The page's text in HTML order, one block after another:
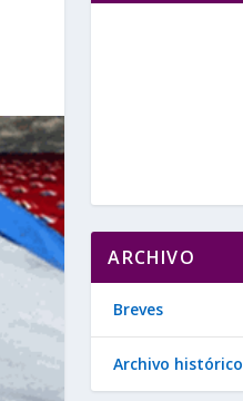
ARCHIVO
Breves
Archivo histórico